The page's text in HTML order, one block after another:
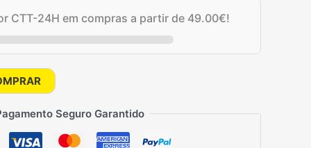
CTT-24H em compras a partir de 49.00€!
Seguro Garantido